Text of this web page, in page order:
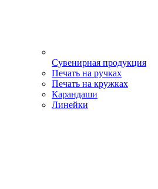
Сувенирная продукция
Печать на ручках
Печать на кружках
Карандаши
Линейки